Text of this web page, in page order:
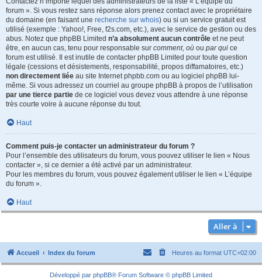
forum ». Si vous restez sans réponse alors prenez contact avec le propriétaire
du domaine (en faisant une recherche sur whois) ou si un service gratuit est
utilisé (exemple : Yahoo!, Free, f2s.com, etc.), avec le service de gestion ou des
abus. Notez que phpBB Limited n’a absolument aucun contrôle et ne peut
être, en aucun cas, tenu pour responsable sur comment, où ou par qui ce
forum est utilisé. Il est inutile de contacter phpBB Limited pour toute question
légale (cessions et désistements, responsabilité, propos diffamatoires, etc.)
non directement liée au site Internet phpbb.com ou au logiciel phpBB lui-
même. Si vous adressez un courriel au groupe phpBB à propos de l’utilisation
par une tierce partie de ce logiciel vous devez vous attendre à une réponse
très courte voire à aucune réponse du tout.
Haut
Comment puis-je contacter un administrateur du forum ?
Pour l’ensemble des utilisateurs du forum, vous pouvez utiliser le lien « Nous
contacter », si ce dernier a été activé par un administrateur.
Pour les membres du forum, vous pouvez également utiliser le lien « L’équipe
du forum ».
Haut
Aller à
Accueil Index du forum Heures au format UTC+02:00
Développé par phpBB® Forum Software © phpBB Limited